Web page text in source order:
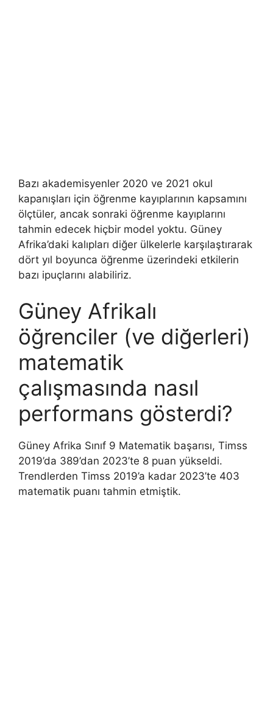
Bazı akademisyenler 2020 ve 2021 okul
kapanışları için öğrenme kayıplarının kapsamını
ölçtüler, ancak sonraki öğrenme kayıplarını
tahmin edecek hiçbir model yoktu. Güney
Afrika’daki kalıpları diğer ülkelerle karşılaştırarak
dört yıl boyunca öğrenme üzerindeki etkilerin
bazı ipuçlarını alabiliriz.
Güney Afrikalı
öğrenciler (ve diğerleri)
matematik
çalışmasında nasıl
performans gösterdi?
Güney Afrika Sınıf 9 Matematik başarısı, Timss
2019’da 389’dan 2023’te 8 puan yükseldi.
Trendlerden Timss 2019’a kadar 2023’te 403
matematik puanı tahmin etmiştik.